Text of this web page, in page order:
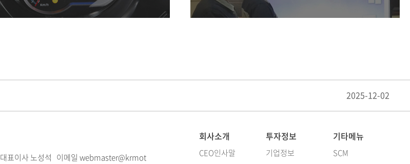
2025-12-02
대표이사 노성석 이메일 webmaster@krmot
회사소개
CEO인사말
투자정보
기업정보
기타메뉴
SCM